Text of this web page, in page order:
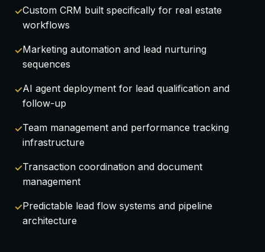
Custom CRM built specifically for real estate
workflows
Marketing automation and lead nurturing
sequences
AI agent deployment for lead qualification and
follow-up
Team management and performance tracking
infrastructure
Transaction coordination and document
management
Predictable lead flow systems and pipeline
architecture